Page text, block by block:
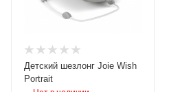
Детский шезлонг Joie Wish
Portrait